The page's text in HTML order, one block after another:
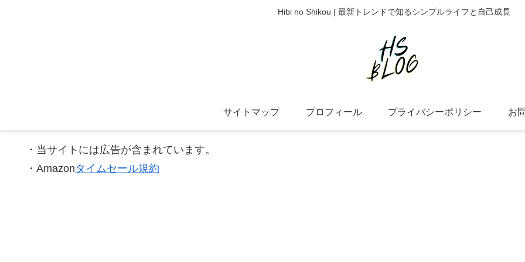
Hibi no Shikou | 最新トレンドで知るシンプルライフと自己成長
サイトマップ プロフィール プライバシーポリシー お
・当サイトには広告が含まれています。
・Amazonタイムセール規約